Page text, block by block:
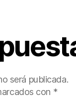
será publicada.
con *